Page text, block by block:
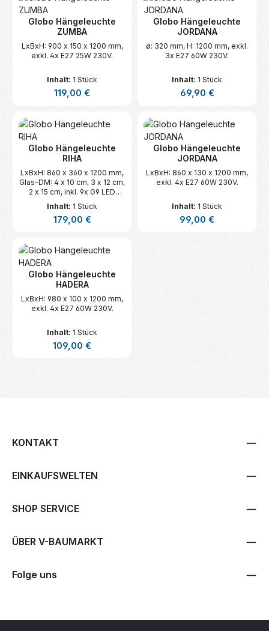
Globo Hängeleuchte
ZUMBA
LxBxH: 900 x 150 x 1200 mm,
exkl. 4x E27 25W 230V.
Inhalt: 1 Stück
Regulärer Preis:
119,00 €
Globo Hängeleuchte
JORDANA
ø: 320 mm, H: 1200 mm, exkl.
3x E27 60W 230V.
Inhalt: 1 Stück
Regulärer Preis:
69,90 €
Globo Hängeleuchte
RIHA
LxBxH: 860 x 360 x 1200 mm,
Glas-DM: 4 x 10 cm, 3 x 12 cm,
2 x 15 cm, inkl. 9x G9 LED
Inhalt: 1 Stück
Regulärer Preis:
179,00 €
Globo Hängeleuchte
JORDANA
LxBxH: 860 x 130 x 1200 mm,
exkl. 4x E27 60W 230V.
Inhalt: 1 Stück
Regulärer Preis:
99,00 €
Globo Hängeleuchte
HADERA
LxBxH: 980 x 100 x 1200 mm,
exkl. 4x E27 60W 230V.
Inhalt: 1 Stück
Regulärer Preis:
109,00 €
KONTAKT
EINKAUFSWELTEN
SHOP SERVICE
ÜBER V-BAUMARKT
Folge uns